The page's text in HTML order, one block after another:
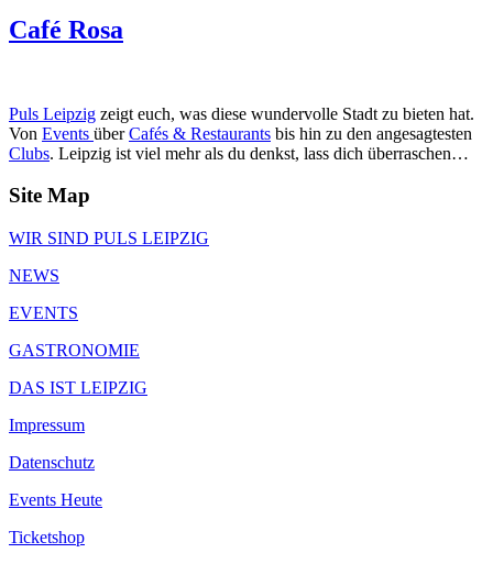
Café Rosa
Puls Leipzig zeigt euch, was diese wundervolle Stadt zu bieten hat.
Von Events überCafés & Restaurants bis hin zu den angesagtesten
Clubs. Leipzig ist viel mehr als du denkst, lass dich überraschen…
Site Map
WIR SIND PULS LEIPZIG
NEWS
EVENTS
GASTRONOMIE
DAS IST LEIPZIG
Impressum
Datenschutz
Events Heute
Ticketshop